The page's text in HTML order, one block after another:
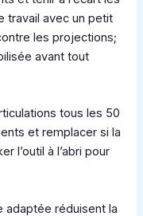
travail avec un petit
les projections;
avant tout
tous les 50
et remplacer si la
l’outil à l’abri pour
adaptée réduisent la